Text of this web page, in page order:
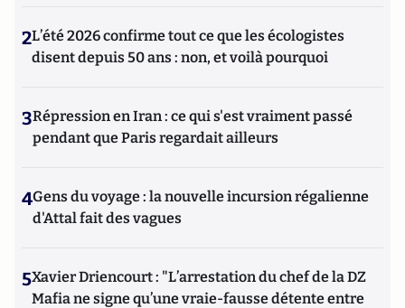
2L’été 2026 confirme tout ce que les écologistes
disent depuis 50 ans : non, et voilà pourquoi
3Répression en Iran : ce qui s'est vraiment passé
pendant que Paris regardait ailleurs
4Gens du voyage : la nouvelle incursion régalienne
d'Attal fait des vagues
5Xavier Driencourt : "L’arrestation du chef de la DZ
Mafia ne signe qu’une vraie-fausse détente entre